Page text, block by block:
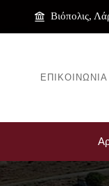
Βιόπολις,
ΕΠΙΚΟΙΝΩΝΊΑ